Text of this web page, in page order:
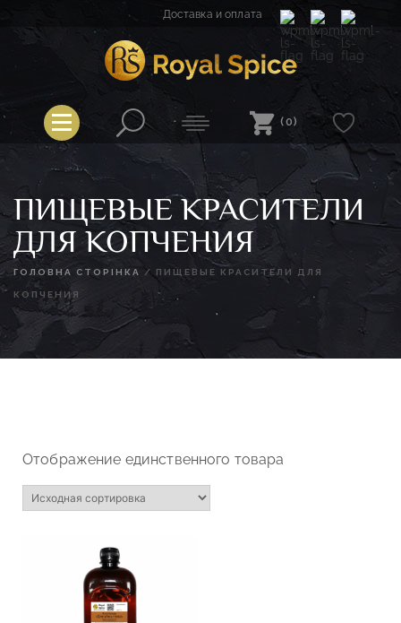
Доставка и оплата
Royal Spice
(0)
ПИЩЕВЫЕ КРАСИТЕЛИ
ДЛЯ КОПЧЕНИЯ
ГОЛОВНА СТОРІНКА / ПИЩЕВЫЕ КРАСИТЕЛИ ДЛЯ
КОПЧЕНИЯ
Отображение единственного товара